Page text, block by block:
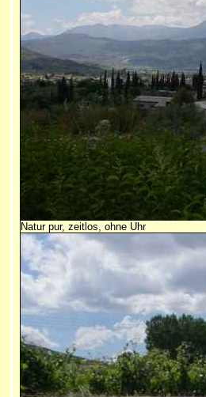
Natur pur, zeitlos, ohne Uhr